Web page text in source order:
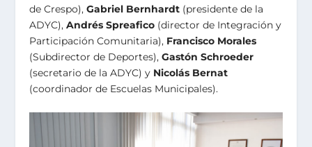
de Crespo),Gabriel Bernhardt (presidente de la
ADYC),Andrés Spreafico (director de Integración y
Participación Comunitaria), Francisco Morales
(Subdirector de Deportes),Gastón Schroeder
(secretario de la ADYC) y Nicolás Bernat
(coordinador de Escuelas Municipales).